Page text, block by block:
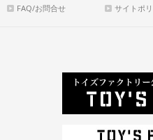
FAQ/お問合せ
サイトポ